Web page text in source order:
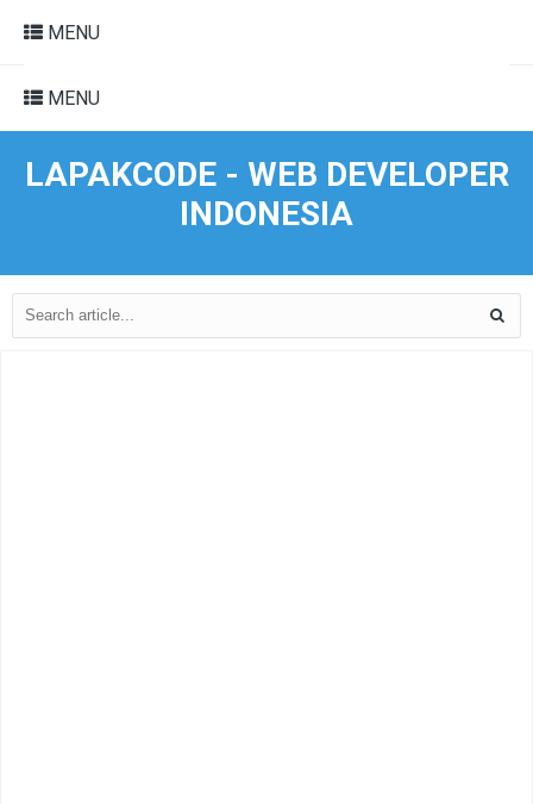
MENU
MENU
LAPAKCODE - WEB DEVELOPER
INDONESIA